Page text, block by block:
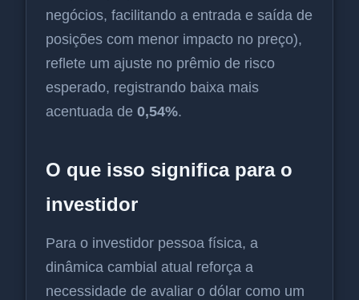
negócios, facilitando a entrada e saída de
posições com menor impacto no preço),
reflete um ajuste no prêmio de risco
esperado, registrando baixa mais
acentuada de 0,54%.
O que isso significa para o
investidor
Para o investidor pessoa física, a
dinâmica cambial atual reforça a
necessidade de avaliar o dólar como um